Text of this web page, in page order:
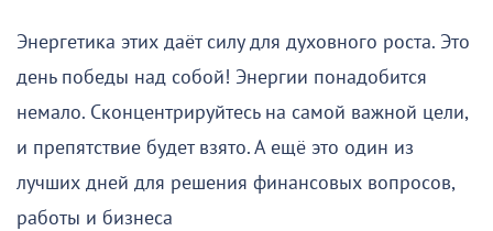
Энергетика этих даёт силу для духовного роста. Это
день победы над собой! Энергии понадобится
немало. Сконцентрируйтесь на самой важной цели,
и препятствие будет взято. А ещё это один из
лучших дней для решения финансовых вопросов,
работы и бизнеса